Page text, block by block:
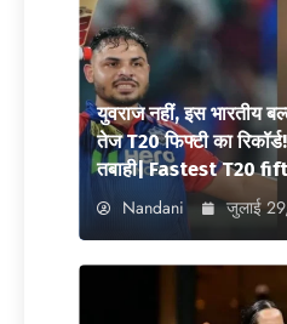
युवराज नहीं, इस भारतीय
तेज T20 फिफ्टी का
तबाही| Fastest T20
Nandani जुलाई